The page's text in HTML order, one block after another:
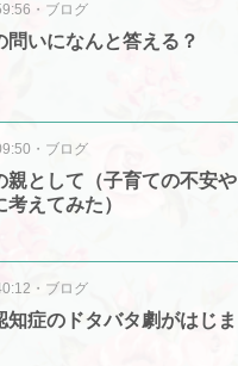
・ ブログ
問いになんと答える？
・ ブログ
親として（子育ての不安や
えてみた）
・ ブログ
知症のドタバタ劇がはじま